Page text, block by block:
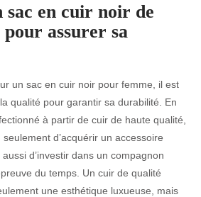
sac en cuir noir de
assurer sa
un sac en cuir noir pour femme, il est
qualité pour garantir sa durabilité. En
à partir de cuir de haute qualité,
d’acquérir un accessoire
d’investir dans un compagnon
du temps. Un cuir de qualité
une esthétique luxueuse, mais